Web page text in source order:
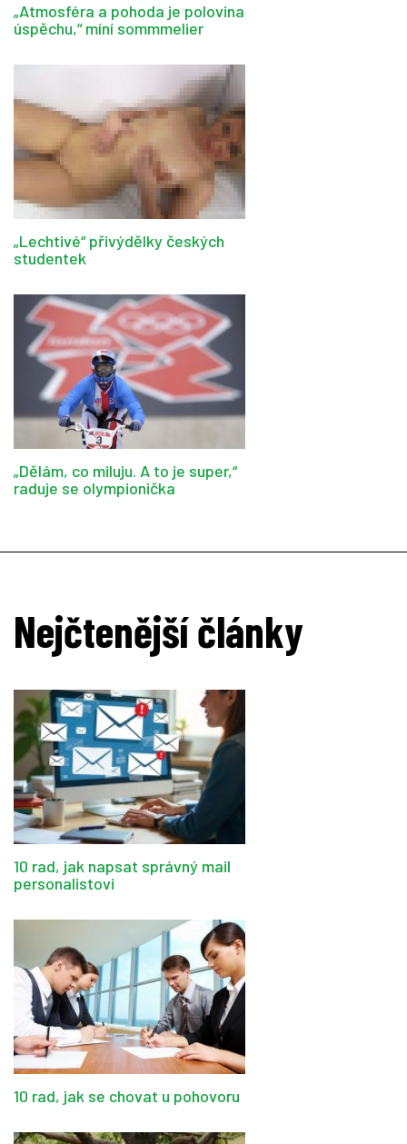
„Atmosféra a pohoda je polovina
úspěchu,“ míní sommmelier
„Lechtivé“ přivýdělky českých
studentek
„Dělám, co miluju. A to je super,“
raduje se olympionička
Nejčtenější články
10 rad, jak napsat správný mail
personalistovi
10 rad, jak se chovat u pohovoru